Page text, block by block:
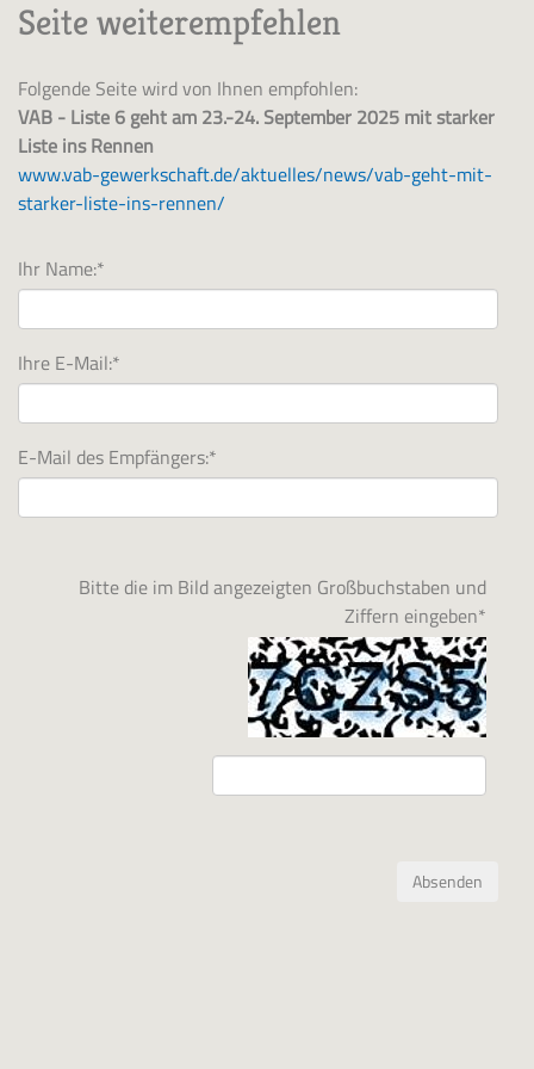
Seite weiterempfehlen
Folgende Seite wird von Ihnen empfohlen:
VAB - Liste 6 geht am 23.-24. September 2025 mit starker
Liste ins Rennen
www.vab-gewerkschaft.de/aktuelles/news/vab-geht-mit-
starker-liste-ins-rennen/
Ihr Name:*
Ihre E-Mail:*
E-Mail des Empfängers:*
Bitte die im Bild angezeigten Großbuchstaben und
Ziffern eingeben*
Absenden